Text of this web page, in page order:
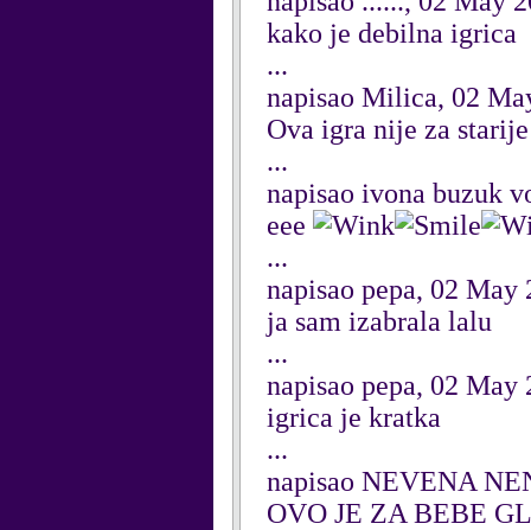
kako je debilna igrica
...
napisao Milica, 02
Ova igra nije za
...
napisao ivona buzuk
eee
...
napisao pepa, 02 May
ja sam izabrala lalu
...
napisao pepa, 02 May
igrica je kratka
...
napisao NEVENA
OVO JE ZA BEBE